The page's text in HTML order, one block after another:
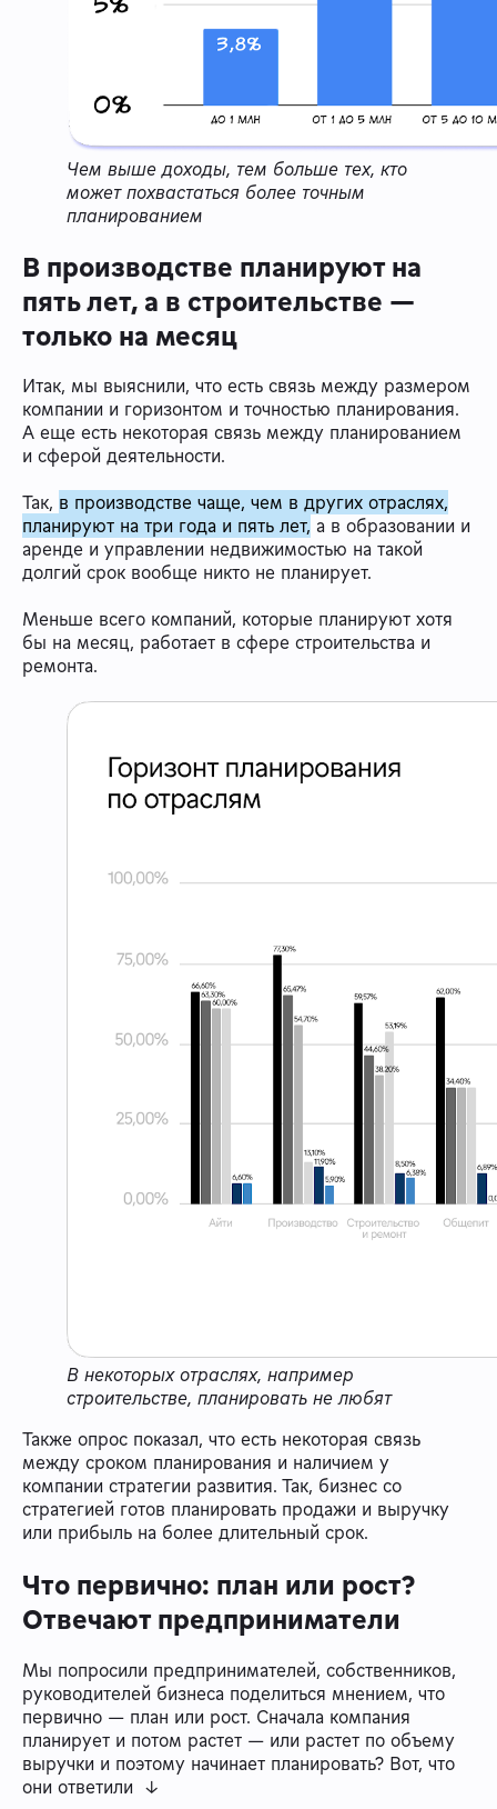
Чем выше доходы, тем больше тех, кто
может похвастаться более точным
планированием
В производстве планируют на
пять лет, а в строительстве —
только на месяц
Итак, мы выяснили, что есть связь между размером
компании и горизонтом и точностью планирования.
А еще есть некоторая связь между планированием
и сферой деятельности.
Так, в производстве чаще, чем в других отраслях,
планируют на три года и пять лет, а в образовании и
аренде и управлении недвижимостью на такой
долгий срок вообще никто не планирует.
Меньше всего компаний, которые планируют хотя
бы на месяц, работает в сфере строительства и
ремонта.
В некоторых отраслях, например
строительстве, планировать не любят
Также опрос показал, что есть некоторая связь
между сроком планирования и наличием у
компании стратегии развития. Так, бизнес со
стратегией готов планировать продажи и выручку
или прибыль на более длительный срок.
Что первично: план или рост?
Отвечают предприниматели
Мы попросили предпринимателей, собственников,
руководителей бизнеса поделиться мнением, что
первично — план или рост. Сначала компания
планирует и потом растет — или растет по объему
выручки и поэтому начинает планировать? Вот, что
они ответили ↓